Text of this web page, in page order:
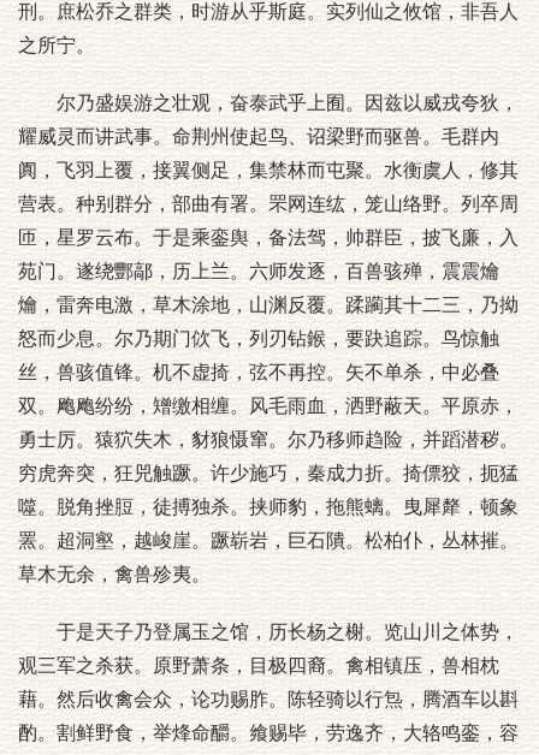
刑。庶松乔之群类，时游从乎斯庭。实列仙之攸馆，非吾人
之所宁。
尔乃盛娱游之壮观，奋泰武乎上囿。因兹以威戎夸狄，
耀威灵而讲武事。命荆州使起鸟、诏梁野而驱兽。毛群内
阗，飞羽上覆，接翼侧足，集禁林而屯聚。水衡虞人，修其
营表。种别群分，部曲有署。罘网连纮，笼山络野。列卒周
匝，星罗云布。于是乘銮舆，备法驾，帅群臣，披飞廉，入
苑门。遂绕酆鄗，历上兰。六师发逐，百兽骇殚，震震爚
爚，雷奔电激，草木涂地，山渊反覆。蹂躏其十二三，乃拗
怒而少息。尔乃期门佽飞，列刃钻鍭，要趹追踪。鸟惊触
丝，兽骇值锋。机不虚掎，弦不再控。矢不单杀，中必叠
双。飑飑纷纷，矰缴相缠。风毛雨血，洒野蔽天。平原赤，
勇士厉。猿狖失木，豺狼慑窜。尔乃移师趋险，并蹈潜秽。
穷虎奔突，狂兕触蹶。许少施巧，秦成力折。掎僄狡，扼猛
噬。脱角挫脰，徒搏独杀。挟师豹，拖熊螭。曳犀犛，顿象
罴。超洞壑，越峻崖。蹶崭岩，巨石隤。松柏仆，丛林摧。
草木无余，禽兽殄夷。
于是天子乃登属玉之馆，历长杨之榭。览山川之体势，
观三军之杀获。原野萧条，目极四裔。禽相镇压，兽相枕
藉。然后收禽会众，论功赐胙。陈轻骑以行炰，腾酒车以斟
酌。割鲜野食，举烽命釂。飨赐毕，劳逸齐，大辂鸣銮，容